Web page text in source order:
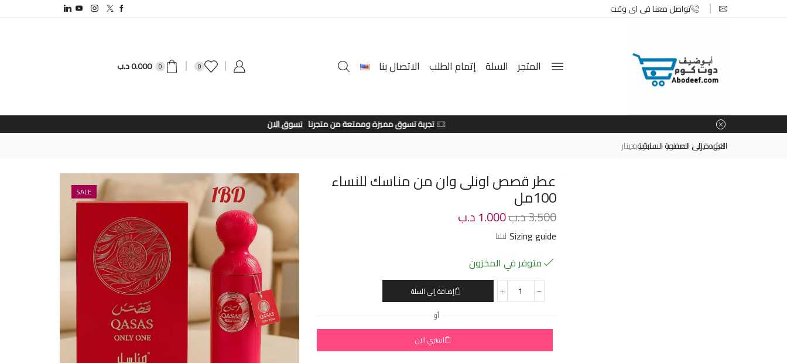
تواصل معنا في اي وقت
المتجر السلة إتمام الطلب الاتصال بنا 0
0
0.000د.ب
تجربة تسوق مميزة وممتعة من متجرنا تسوق الان
الرئيسية
العطور عطور بدينار
العودة إلى الصفحة السابقة
SALE عطر قصص اونلى وان من مناسك للنساء
100مل
3.500د.ب1.000د.ب
Sizing guide
متوفر في المخزون
إضافة إلى السلة
أو
اشتري الان